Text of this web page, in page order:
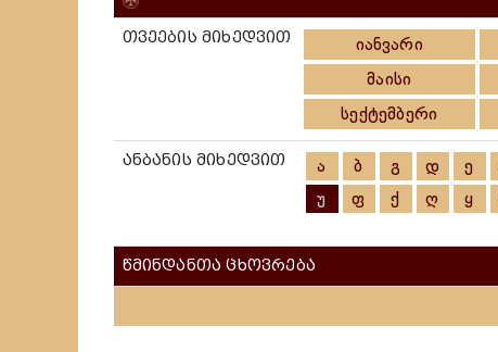
თვეების მიხედვით იანვარი
მაისი
სექტემბერი
ანბანის მიხედვით ა ბ გ დ ე
უ
ფ ქ ღ ყ
წმინდანთა ცხოვრება